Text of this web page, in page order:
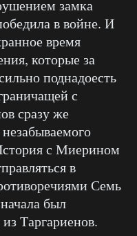
замка
в войне. И
время
которые за
поднадоесть
с
сразу же
с Миерином
в
Семь
был
Таргариенов.